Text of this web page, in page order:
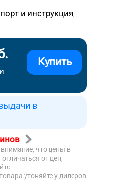
и инструкция,
Купить
в
что цены в
от цен,
утоняйте у дилеров